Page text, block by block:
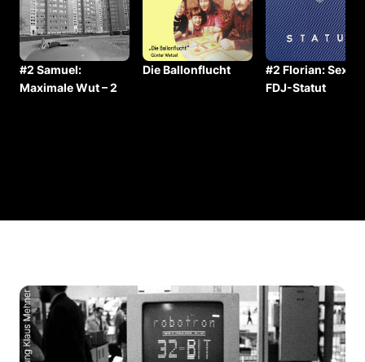
#2 Samuel:
Maximale Wut – 2
Die Ballonflucht
#2 Florian: Sex im
FDJ-Statut